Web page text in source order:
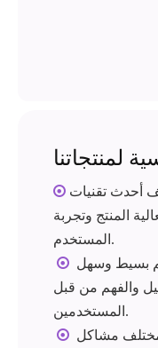
لمنتجاتنا

المنتج وتجربة
المستخدم.
 بسيط وسهل
والفهم من قبل
المستخدمين.
 مشاكل